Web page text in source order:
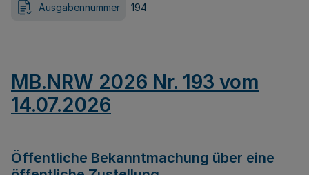
Ausgabennummer 194
MB.NRW 2026 Nr. 193 vom
14.07.2026
Öffentliche Bekanntmachung über eine